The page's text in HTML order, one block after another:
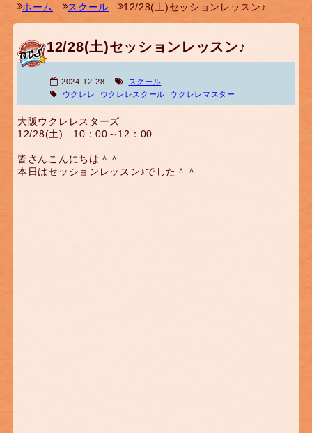
ホーム スクール 12/28(土)セッションレッスン♪
12/28(土)セッションレッスン♪
2024-12-28
スクール
ウクレレ
ウクレレスクール ウクレレマスター
大阪ウクレレスターズ
12/28(土) 10：00～12：00
皆さんこんにちは＾＾
本日はセッションレッスン♪でした＾＾